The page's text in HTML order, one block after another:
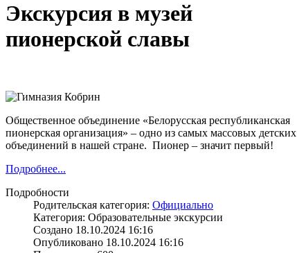
Экскурсия в музей
пионерской славы
Общественное объединение «Белорусская республиканская
пионерская организация» – одно из самых массовых детских
объединений в нашей стране. Пионер – значит первый!
Подробнее...
Подробности
Родительская категория: Официально
Категория: Образовательные экскурсии
Создано 18.10.2024 16:16
Опубликовано 18.10.2024 16:16